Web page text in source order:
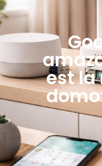
est la